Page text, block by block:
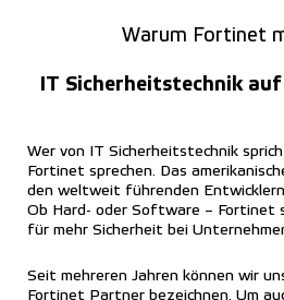
Warum Fortinet
IT Sicherheitstechnik
Wer von IT Sicherheitstechnik
Fortinet sprechen. Das
den weltweit führenden
Ob Hard- oder Software – Fortinet
für mehr Sicherheit bei
Seit mehreren Jahren können wir
Fortinet Partner bezeichnen. Um